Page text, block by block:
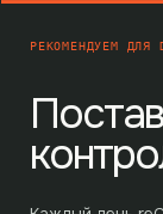
РЕКОМЕНДУЕМ ДЛЯ